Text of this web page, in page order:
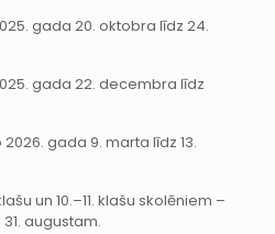
gada 20. oktobra līdz 24.
gada 22. decembra līdz
gada 9. marta līdz 13.
un 10.–11. klašu skolēniem –
augustam.